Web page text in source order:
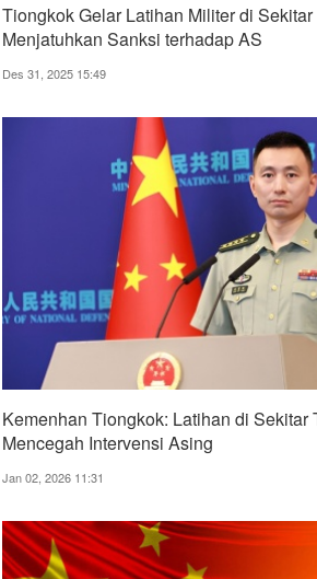
Tiongkok Gelar Latihan Militer di
Menjatuhkan Sanksi terhadap AS
Des 31, 2025 15:49
Kemenhan Tiongkok: Latihan di Sekitar
Mencegah Intervensi Asing
Jan 02, 2026 11:31